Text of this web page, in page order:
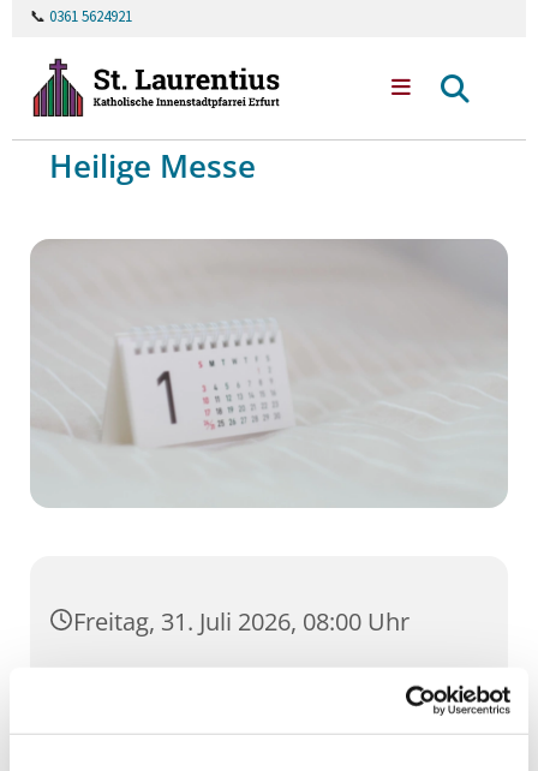
📞 0361 5624921
Heilige Messe
Freitag, 31. Juli 2026, 08:00 Uhr
St. Lorenz, Pilse 30, 99084 Erfurt